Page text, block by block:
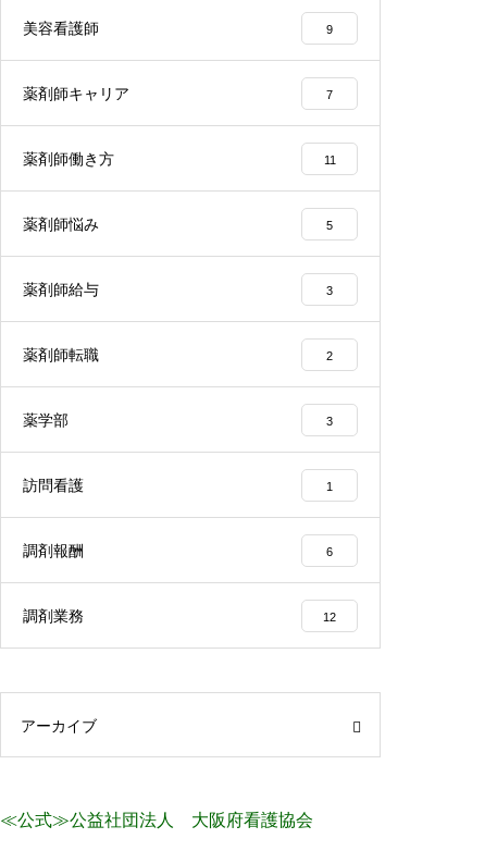
美容看護師 9
薬剤師キャリア 7
薬剤師働き方 11
薬剤師悩み 5
薬剤師給与 3
薬剤師転職 2
薬学部 3
訪問看護 1
調剤報酬 6
調剤業務 12
アーカイブ
≪公式≫公益社団法人 大阪府看護協会